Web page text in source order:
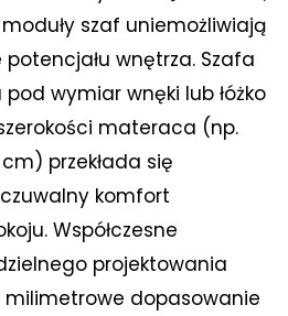
szaf uniemożliwiają
potencjału wnętrza. Szafa
wymiar wnęki lub łóżko
materaca (np.
przekłada się
komfort
Współczesne
projektowania
dopasowanie